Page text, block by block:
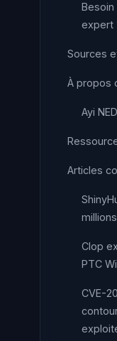
expert
Sources
À propos
Ayi
Articles
Clop
PTC
CVE-